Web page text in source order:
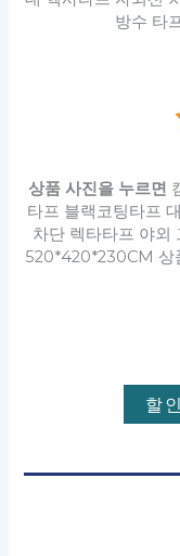
방수 타
상품 사진을 누르면
타프 블랙코팅타프
차단 렉타타프 야외
520*420*230CM 상
할